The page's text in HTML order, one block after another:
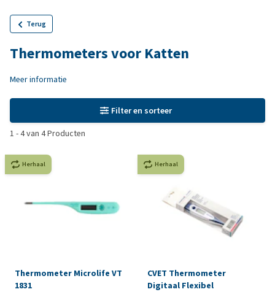
Terug
Thermometers voor Katten
Meer informatie
Filter en sorteer
1 -4van 4Producten
Herhaal
Thermometer Microlife VT
1831
Herhaal
CVET Thermometer
Digitaal Flexibel